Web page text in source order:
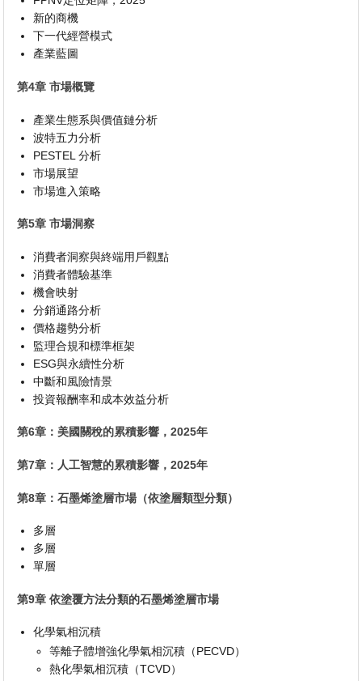
新的商機
下一代經營模式
產業藍圖
第4章 市場概覽
產業生態系與價值鏈分析
波特五力分析
PESTEL 分析
市場展望
市場進入策略
第5章 市場洞察
消費者洞察與終端用戶觀點
消費者體驗基準
機會映射
分銷通路分析
價格趨勢分析
監理合規和標準框架
ESG與永續性分析
中斷和風險情景
投資報酬率和成本效益分析
第6章：美國關稅的累積影響，2025年
第7章：人工智慧的累積影響，2025年
第8章：石墨烯塗層市場（依塗層類型分類）
多層
多層
單層
第9章 依塗覆方法分類的石墨烯塗層市場
化學氣相沉積
等離子體增強化學氣相沉積（PECVD）
熱化學氣相沉積（TCVD）